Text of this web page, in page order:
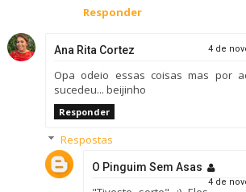
Responder
Ana Rita Cortez 4 de
Opa odeio essas coisas mas por
sucedeu... beijinho
Responder
Respostas
O Pinguim Sem Asas
4 de